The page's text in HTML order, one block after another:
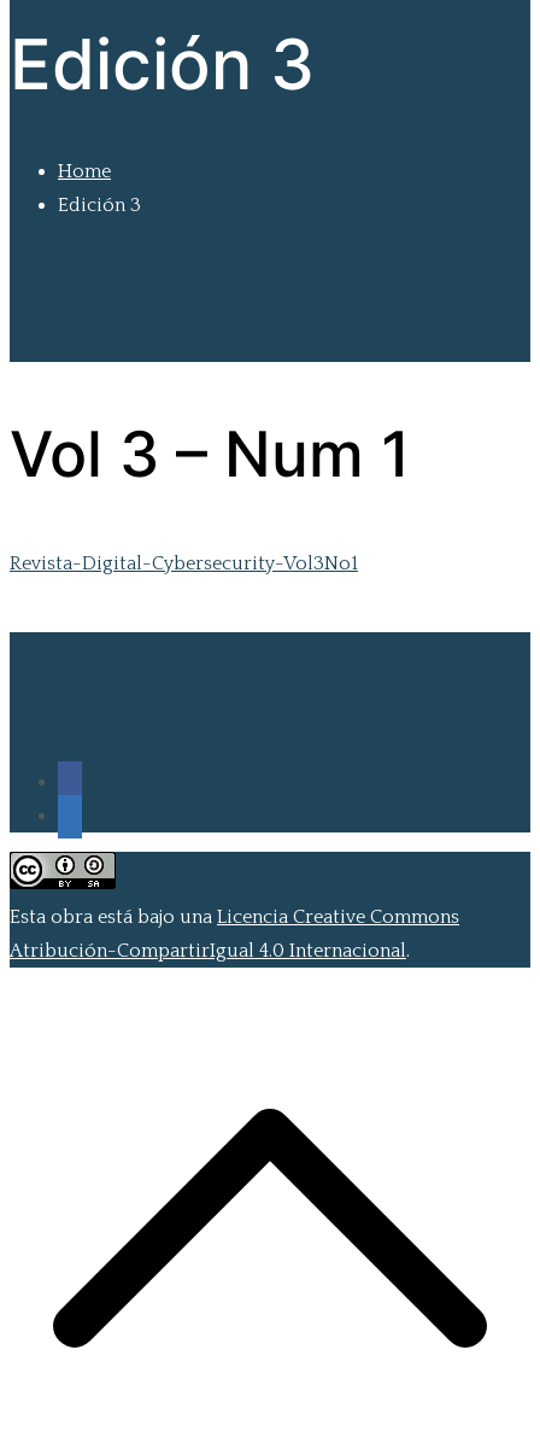
Edición 3
Home
Edición 3
Vol 3 – Num 1
Revista-Digital-Cybersecurity-Vol3No1
Esta obra está bajo una Licencia Creative Commons
Atribución-CompartirIgual 4.0 Internacional.